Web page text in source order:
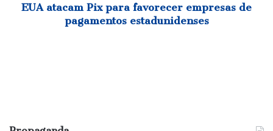
EUA atacam Pix para favorecer empresas de
pagamentos estadunidenses